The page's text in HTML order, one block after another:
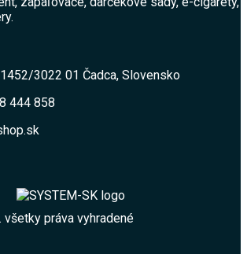
3022 01 Čadca, Slovensko
444 858
všetky práva vyhradené